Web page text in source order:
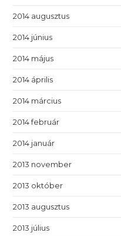
2014 augusztus
2014 június
2014 május
2014 április
2014 március
2014 február
2014 január
2013 november
2013 október
2013 augusztus
2013 július